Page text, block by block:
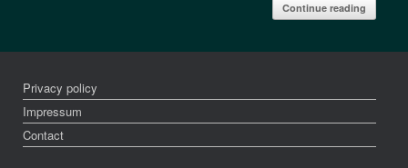
Continue reading
Privacy policy
Impressum
Contact